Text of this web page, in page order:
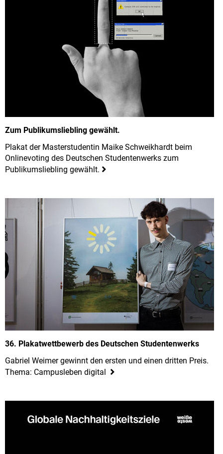
Zum Publikumsliebling gewählt.
Plakat der Masterstudentin Maike Schweikhardt beim
Onlinevoting des Deutschen Studentenwerks zum
Publikumsliebling gewählt.
36. Plakatwettbewerb des Deutschen Studentenwerks
Gabriel Weimer gewinnt den ersten und einen dritten Preis.
Thema: Campusleben digital